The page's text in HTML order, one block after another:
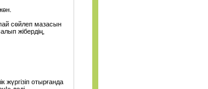
сөйлеп мазасын
жібердің,
жүргізіп отырғанда